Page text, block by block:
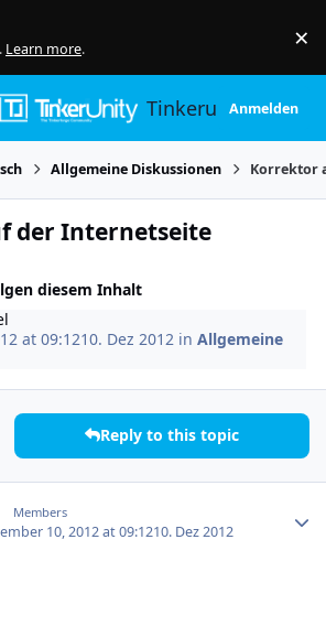
Learn more. ×
TinkerunityAnmelden
Allgemeine Diskussionen Korrektor
der Internetseite
diesem Inhalt
at 09:1210. Dez 2012 inAllgemeine
Reply to this topic
Members
10, 2012 at 09:1210. Dez 2012